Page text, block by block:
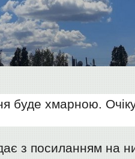
буде хмарною.
з посиланням на